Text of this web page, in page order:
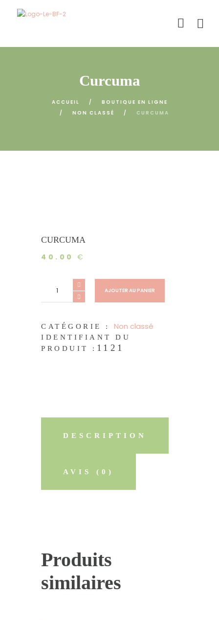
Curcuma
ACCUEIL
BOUTIQUE EN LIGNE
NON CLASSÉ
CURCUMA
CURCUMA
40.00 €
Curcuma AJOUTER AU PANIER
CATÉGORIE : Non classé
IDENTIFIANT DU
PRODUIT : 1121
DESCRIPTION
AVIS (0)
Produits
similaires